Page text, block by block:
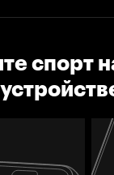
спорт